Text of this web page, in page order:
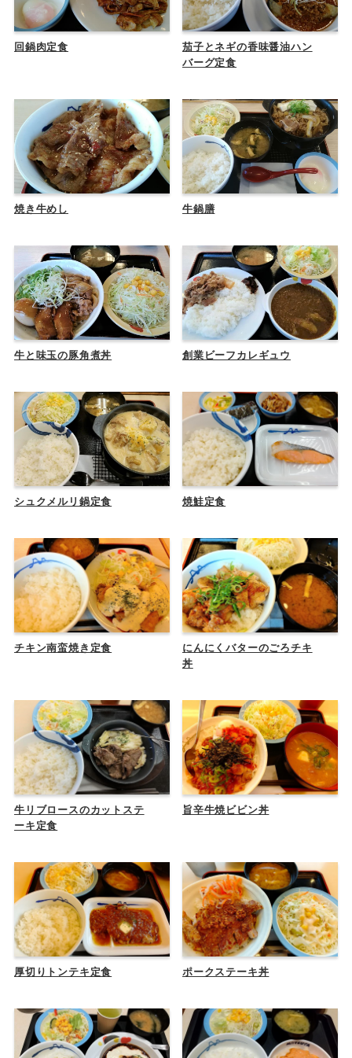
回鍋肉定食
茄子とネギの香味醤油ハン
バーグ定食
焼き牛めし 牛鍋膳
牛と味玉の豚角煮丼 創業ビーフカレギュウ
シュクメルリ鍋定食 焼鮭定食
チキン南蛮焼き定食
にんにくバターのごろチキ
丼
牛リブロースのカットステ
ーキ定食
旨辛牛焼ビビン丼
厚切りトンテキ定食 ポークステーキ丼